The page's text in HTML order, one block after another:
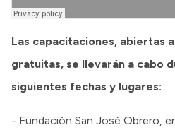
Las capacitaciones, abiertas
gratuitas, se llevarán a cabo
siguientes fechas y lugares:
- Fundación San José Obrero,